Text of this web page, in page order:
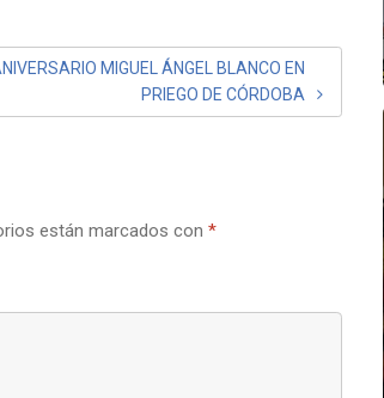
MIGUEL ÁNGEL BLANCO EN
PRIEGO DE CÓRDOBA
están marcados con *